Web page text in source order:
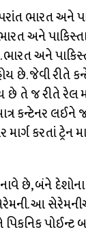
ભારત અને
અને
ભારત અને
છે. જેવી રીતે
છે તે જ રીતે રેલ
કન્ટેનર લઈને
કરતાં ટ્રેન
છે, બંને
આ
પિકનિક પોઈન્ટ